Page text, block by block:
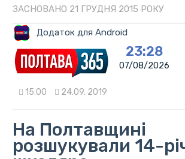
ЗАСНОВАНО 21 ГРУДНЯ 2015 РОКУ
Додаток для Android
23:28
07/08/2026
15:00 24.09. 2019
На Полтавщині
розшукували 14-